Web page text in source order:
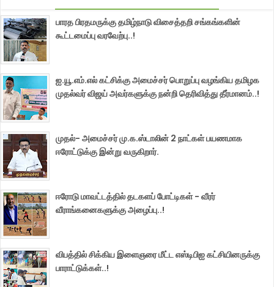
பாரத பிரதமருக்கு தமிழ்நாடு விசைத்தறி சங்கங்களின்
கூட்டமைப்பு வரவேற்பு..!
ஐ.யூ.எம்.எல் கட்சிக்கு அமைச்சர் பொறுப்பு வழங்கிய தமிழக
முதல்வர் விஜய் அவர்களுக்கு நன்றி தெரிவித்து தீர்மானம்..!
முதல்- அமைச்சர் மு.க.ஸ்டாலின் 2 நாட்கள் பயணமாக
ஈரோட்டுக்கு இன்று வருகிறார்.
ஈரோடு மாவட்டத்தில் தடகளப் போட்டிகள் - வீரர்
வீராங்கனைகளுக்கு அழைப்பு..!
விபத்தில் சிக்கிய இளைஞரை மீட்ட எஸ்டிபிஐ கட்சியினருக்கு
பாராட்டுக்கள்..!